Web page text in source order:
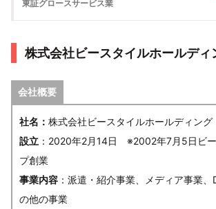
東証グロースサービス業
株式会社ビースタイルホールディ
会社概要
社名： 株式会社ビースタイルホールディング
設立 ：2020年2月14日 ※2002年7月5日ビ
プ創業
事業内容 ：派遣・紹介事業、メディア事業
の他の事業